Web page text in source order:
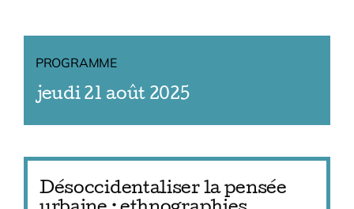
PROGRAMME
jeudi 21 août 2025
Désoccidentaliser la pensée